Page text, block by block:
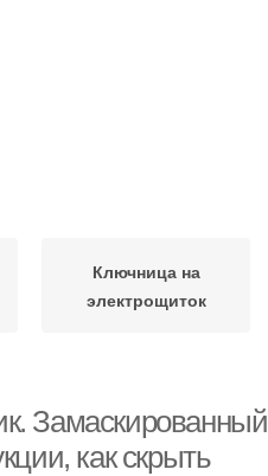
Ключница на
электрощиток
Замаскированный
как скрыть